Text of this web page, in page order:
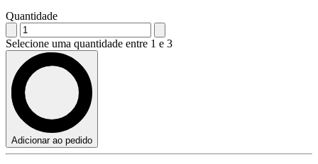
Quantidade
Selecione uma quantidade entre 1 e 3
Adicionar ao pedido